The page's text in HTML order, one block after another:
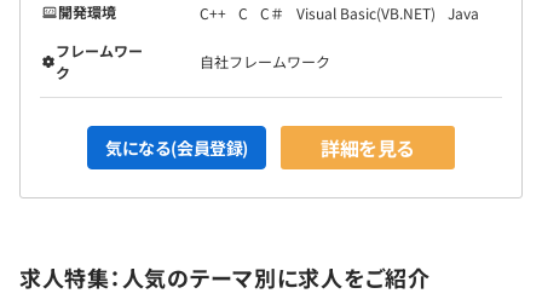
開発環境
C++ C C＃ Visual Basic(VB.NET)
Java
フレームワー
ク
自社フレームワーク
気になる(会員登録) 詳細を見る
求人特集：人気のテーマ別に求人をご紹介